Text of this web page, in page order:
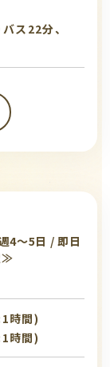
ス22分、
4～5日 / 即日
≫
時間)
時間)